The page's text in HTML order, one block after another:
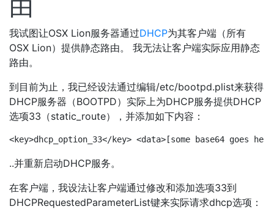
我试图让OSX Lion服务器通过DHCP为其客户端（所有
OSX Lion）提供静态路由。 我无法让客户端实际应用静态
路由。
到目前为止，我已经设法通过编辑/etc/bootpd.plist来获得
DHCP服务器（BOOTPD）实际上为DHCP服务提供DHCP
选项33（static_route），并添加如下内容：
<key>dhcp_option_33</key> <data>[some base64 goes
..并重新启动DHCP服务。
在客户端，我设法让客户端通过修改和添加选项33到
DHCPRequestedParameterList键来实际请求dhcp选项：